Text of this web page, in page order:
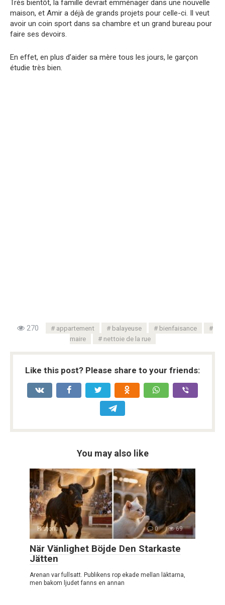
Très bientôt, la famille devrait emménager dans une nouvelle
maison, et Amir a déjà de grands projets pour celle-ci. Il veut
avoir un coin sport dans sa chambre et un grand bureau pour
faire ses devoirs.
En effet, en plus d’aider sa mère tous les jours, le garçon
étudie très bien.
270 appartement balayeuse
bienfaisance
maire
nettoie de la rue
Like this post? Please share to your friends:
You may also like
Historia 0 69
När Vänlighet Böjde Den Starkaste
Jätten
Arenan var fullsatt. Publikens rop ekade mellan läktarna,
men bakom ljudet fanns en annan